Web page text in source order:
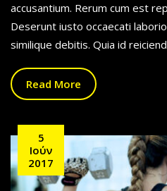
accusantium. Rerum cum est
Deserunt iusto occaecati
similique debitis. Quia id
Read More
5
Ιούν
2017